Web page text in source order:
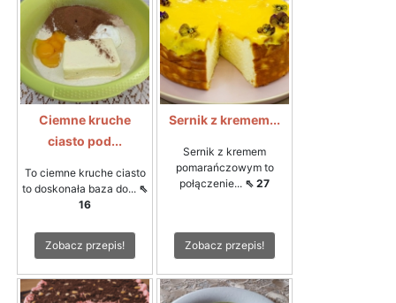
Ciemne kruche
ciasto pod...
To ciemne kruche ciasto
to doskonała baza do... ⇖
16
Zobacz przepis!
Sernik z kremem...
Sernik z kremem
pomarańczowym to
połączenie... ⇖ 27
Zobacz przepis!